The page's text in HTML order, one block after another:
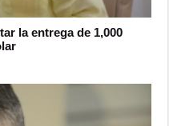
la entrega de 1,000